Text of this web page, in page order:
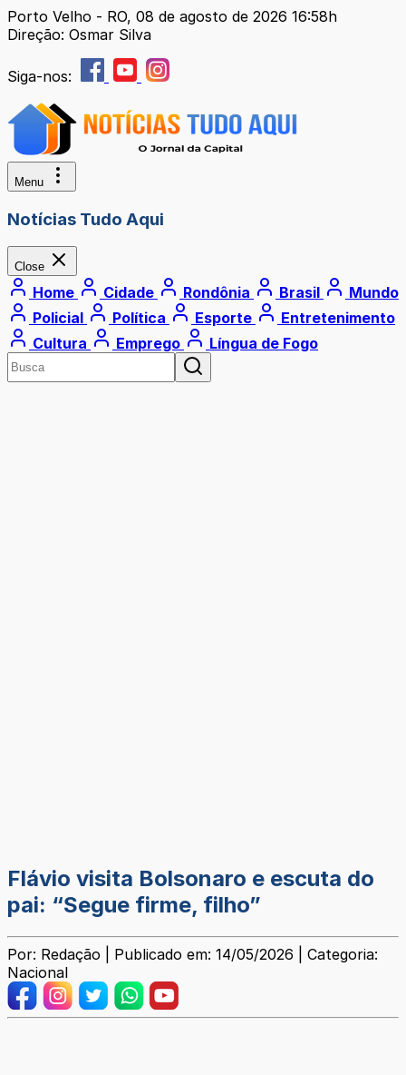
Porto Velho - RO, 08 de agosto de 2026 16:58h
Direção: Osmar Silva
Siga-nos:
Menu
Notícias Tudo Aqui
Close
Home Cidade Rondônia Brasil
Mundo
Policial
Política Esporte
Entretenimento
Cultura
Emprego Língua de Fogo
Flávio visita Bolsonaro e escuta do
pai: “Segue firme, filho”
Por: Redação | Publicado em: 14/05/2026 | Categoria:
Nacional